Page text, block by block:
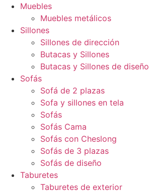
Muebles
Muebles metálicos
Sillones
Sillones de dirección
Butacas y Sillones
Butacas y Sillones de diseño
Sofás
Sofá de 2 plazas
Sofa y sillones en tela
Sofás
Sofás Cama
Sofás con Cheslong
Sofás de 3 plazas
Sofás de diseño
Taburetes
Taburetes de exterior